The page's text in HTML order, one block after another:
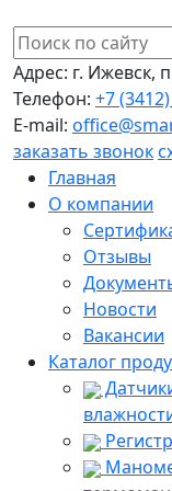
Адрес: г. Ижевск,
Телефон: +7
E-mail:
заказать звонок
Главная
О компании
Отзывы
Новости
Вакансии
Каталог